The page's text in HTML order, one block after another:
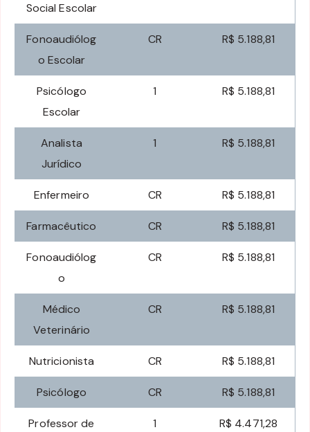
Social Escolar
Fonoaudiólog
o Escolar
CR R$ 5.188,81
Psicólogo
Escolar
1 R$ 5.188,81
Analista
Jurídico
1 R$ 5.188,81
Enfermeiro CR R$ 5.188,81
Farmacêutico CR R$ 5.188,81
Fonoaudiólog
o
CR R$ 5.188,81
Médico
Veterinário
CR R$ 5.188,81
Nutricionista CR R$ 5.188,81
Psicólogo CR R$ 5.188,81
Professor de 1 R$ 4.471,28